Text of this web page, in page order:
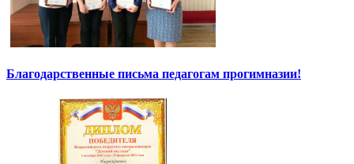
Благодарственные письма педагогам прогимназии!